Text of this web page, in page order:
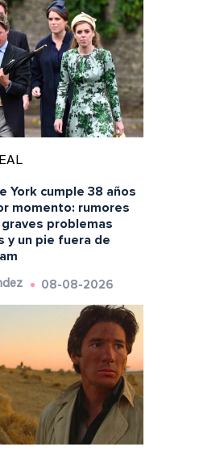
York cumple 38 años
momento: rumores
problemas
y un pie fuera de
08-08-2026